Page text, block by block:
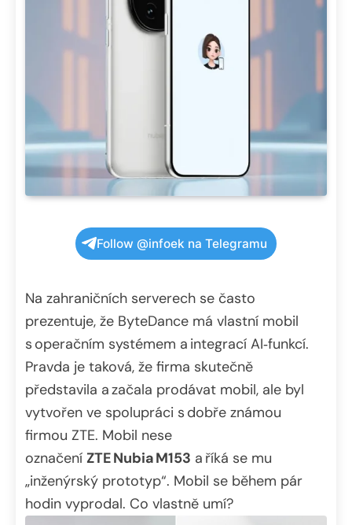
Follow @infoek na Telegramu
Na zahraničních serverech se často
prezentuje, že ByteDance má vlastní mobil
s operačním systémem a integrací AI‑funkcí.
Pravda je taková, že firma skutečně
představila a začala prodávat mobil, ale byl
vytvořen ve spolupráci s dobře známou
firmou ZTE. Mobil nese
označení ZTE Nubia M153 a říká se mu
„inženýrský prototyp“. Mobil se během pár
hodin vyprodal. Co vlastně umí?